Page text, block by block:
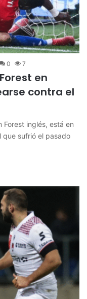
0 7
en
contra el
inglés, está en
que sufrió el pasado